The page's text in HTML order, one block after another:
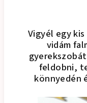
Vigyél egy
vidám
feldobni,
könnyedén